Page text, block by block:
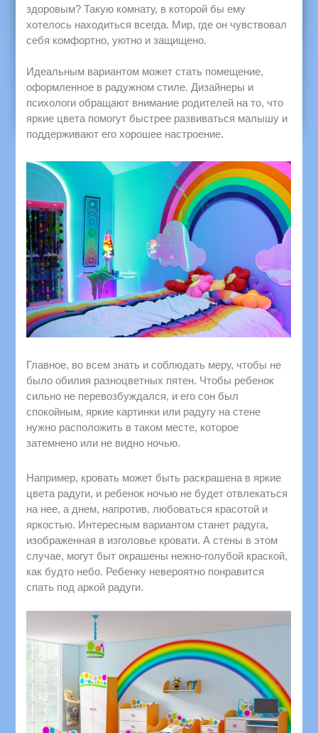
здоровым? Такую комнату, в которой бы ему
хотелось находиться всегда. Мир, где он чувствовал
себя комфортно, уютно и защищено.
Идеальным вариантом может стать помещение,
оформленное в радужном стиле. Дизайнеры и
психологи обращают внимание родителей на то, что
яркие цвета помогут быстрее развиваться малышу и
поддерживают его хорошее настроение.
Главное, во всем знать и соблюдать меру, чтобы не
было обилия разноцветных пятен. Чтобы ребенок
сильно не перевозбуждался, и его сон был
спокойным, яркие картинки или радугу на стене
нужно расположить в таком месте, которое
затемнено или не видно ночью.
Например, кровать может быть раскрашена в яркие
цвета радуги, и ребенок ночью не будет отвлекаться
на нее, а днем, напротив, любоваться красотой и
яркостью. Интересным вариантом станет радуга,
изображенная в изголовье кровати. А стены в этом
случае, могут быт окрашены нежно-голубой краской,
как будто небо. Ребенку невероятно понравится
спать под аркой радуги.